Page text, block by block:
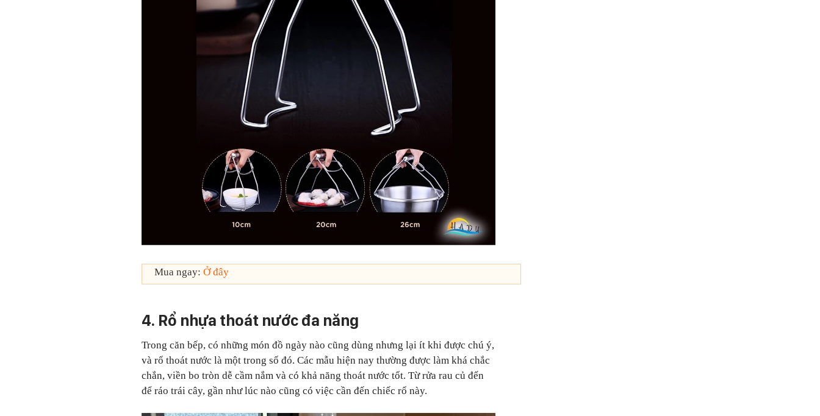
Mua ngay: Ở đây
4. Rổ nhựa thoát nước đa năng
Trong căn bếp, có những món đồ ngày nào cũng dùng nhưng lại ít khi được chú ý,
và rổ thoát nước là một trong số đó. Các mẫu hiện nay thường được làm khá chắc
chắn, viền bo tròn dễ cầm nắm và có khả năng thoát nước tốt. Từ rửa rau củ đến
để ráo trái cây, gần như lúc nào cũng có việc cần đến chiếc rổ này.